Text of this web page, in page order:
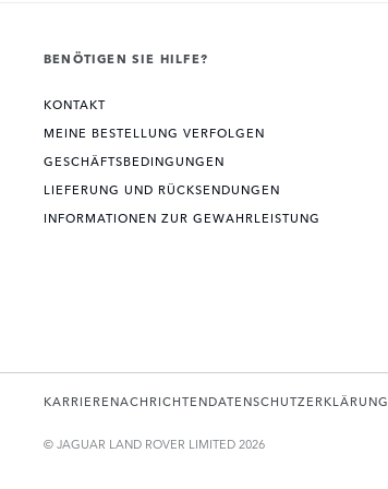
BENÖTIGEN SIE HILFE?
KONTAKT
MEINE BESTELLUNG VERFOLGEN
GESCHÄFTSBEDINGUNGEN
LIEFERUNG UND RÜCKSENDUNGEN
INFORMATIONEN ZUR GEWAHRLEISTUNG
KARRIERENACHRICHTENDATENSCHUTZERKLÄRUNG
© JAGUAR LAND ROVER LIMITED 2026